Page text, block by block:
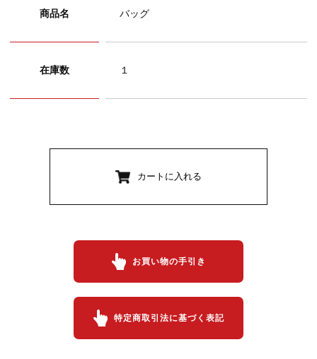
商品名 バッグ
在庫数 １
カートに入れる
お買い物の手引き
特定商取引法に基づく表記